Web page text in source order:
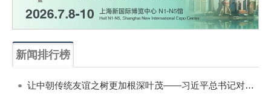
新闻排行榜
让中朝传统友谊之树更加根深叶茂——习近平总书记对朝鲜进行国事访问纪实